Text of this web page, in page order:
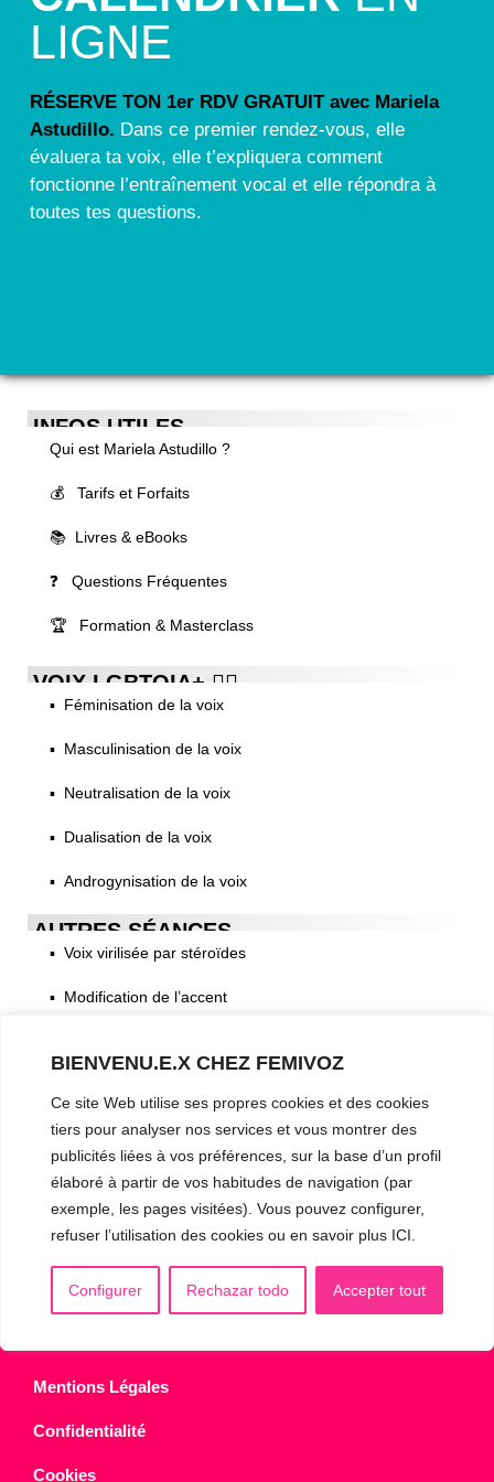
BIENVENU.E.X CHEZ FEMIVOZ
Ce site Web utilise ses propres cookies et des cookies
tiers pour analyser nos services et vous montrer des
publicités liées à vos préférences, sur la base d’un profil
élaboré à partir de vos habitudes de navigation (par
exemple, les pages visitées). Vous pouvez configurer,
refuser l’utilisation des cookies ou en savoir plus ICI.
Configurer Rechazar todo Accepter tout
LIGNE
RÉSERVE TON 1er RDV GRATUIT avec Mariela
Astudillo. Dans ce premier rendez-vous, elle
évaluera ta voix, elle t’expliquera comment
fonctionne l’entraînement vocal et elle répondra à
toutes tes questions.
INFOS UTILES
Qui est Mariela Astudillo ?
💰 Tarifs et Forfaits
📚 Livres & eBooks
❓ Questions Fréquentes
🏆 Formation & Masterclass
VOIX LGBTQIA+ 🏳️‍🌈
▪️ Féminisation de la voix
▪️ Masculinisation de la voix
▪️ Neutralisation de la voix
▪️ Dualisation de la voix
▪️ Androgynisation de la voix
AUTRES SÉANCES
▪️ Voix virilisée par stéroïdes
▪️ Modification de l’accent
CONTACT & RDV
✅ Prendre RDV en ligne
WhatsApp : +34 625 14 46 47
Mentions Légales
Confidentialité
Cookies